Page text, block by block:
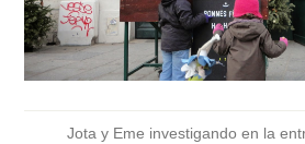
Jota y Eme investigando en la